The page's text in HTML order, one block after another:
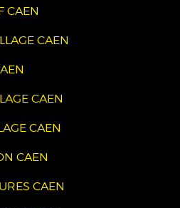
CAEN
CAEN
CAEN
CAEN
CAEN
CAEN